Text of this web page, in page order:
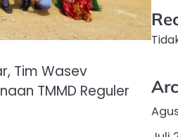
Tim Wasev
TMMD Reguler